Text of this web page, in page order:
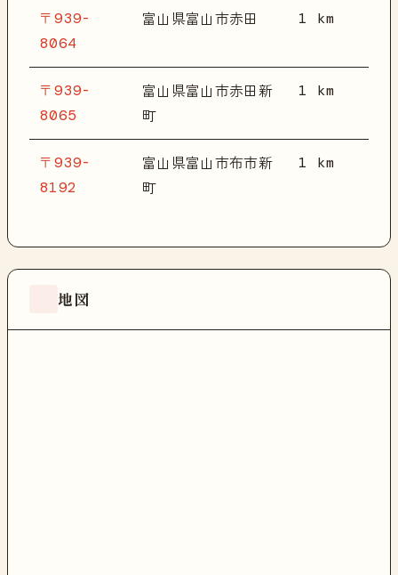
〒939-
8064
富山県富山市赤田 1 km
〒939-
8065
富山県富山市赤田新
町
1 km
〒939-
8192
富山県富山市布市新
町
1 km
地図